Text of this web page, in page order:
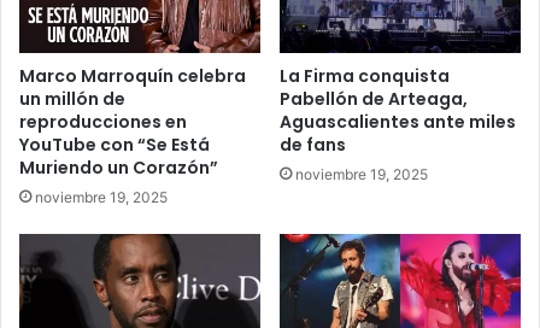
Marco Marroquín celebra
un millón de
reproducciones en
YouTube con “Se Está
Muriendo un Corazón”
noviembre 19, 2025
La Firma conquista
Pabellón de Arteaga,
Aguascalientes ante miles
de fans
noviembre 19, 2025